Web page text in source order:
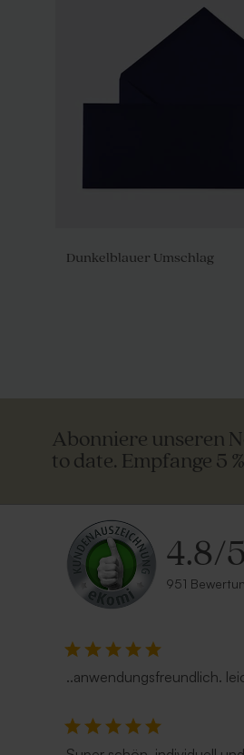
Dunkelblauer Umschlag
Umschlag 'Gold'
Abonniere unseren
to date. Empfange 5
4.8/5
951
..anwendungsfreundlich.